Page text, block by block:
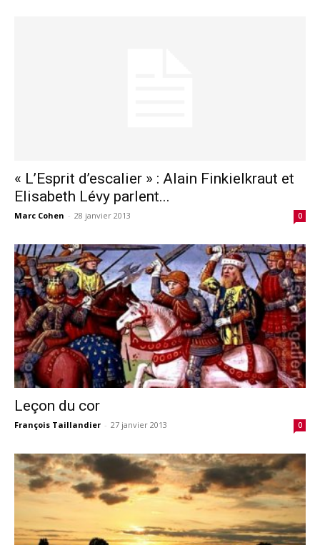
« L’Esprit d’escalier » : Alain Finkielkraut et
Elisabeth Lévy parlent...
Marc Cohen - 28 janvier 2013 0
Leçon du cor
François Taillandier - 27 janvier 2013 0